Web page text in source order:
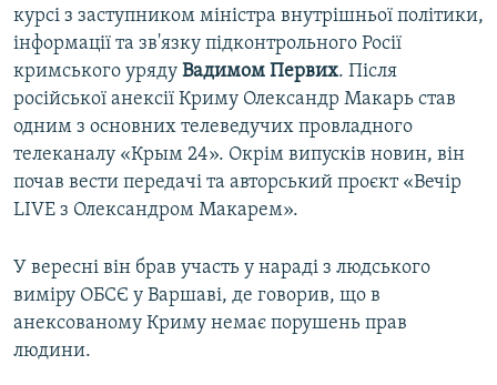
курсі з заступником міністра внутрішньої політики,
інформації та зв'язку підконтрольного Росії
кримського уряду Вадимом Первих. Після
російської анексії Криму Олександр Макарь став
одним з основних телеведучих провладного
телеканалу «Крым 24». Окрім випусків новин, він
почав вести передачі та авторський проєкт «Вечір
LIVE з Олександром Макарем».
У вересні він брав участь у нараді з людського
виміру ОБСЄ у Варшаві, де говорив, що в
анексованому Криму немає порушень прав
людини.